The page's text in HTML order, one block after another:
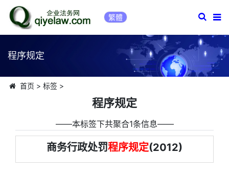
繁體
程序规定
首页 > 标签>
程序规定
――本标签下共聚合1条信息――
商务行政处罚程序规定(2012)